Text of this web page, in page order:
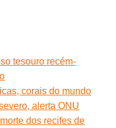
tesouro recém-
corais do mundo
alerta ONU
dos recifes de